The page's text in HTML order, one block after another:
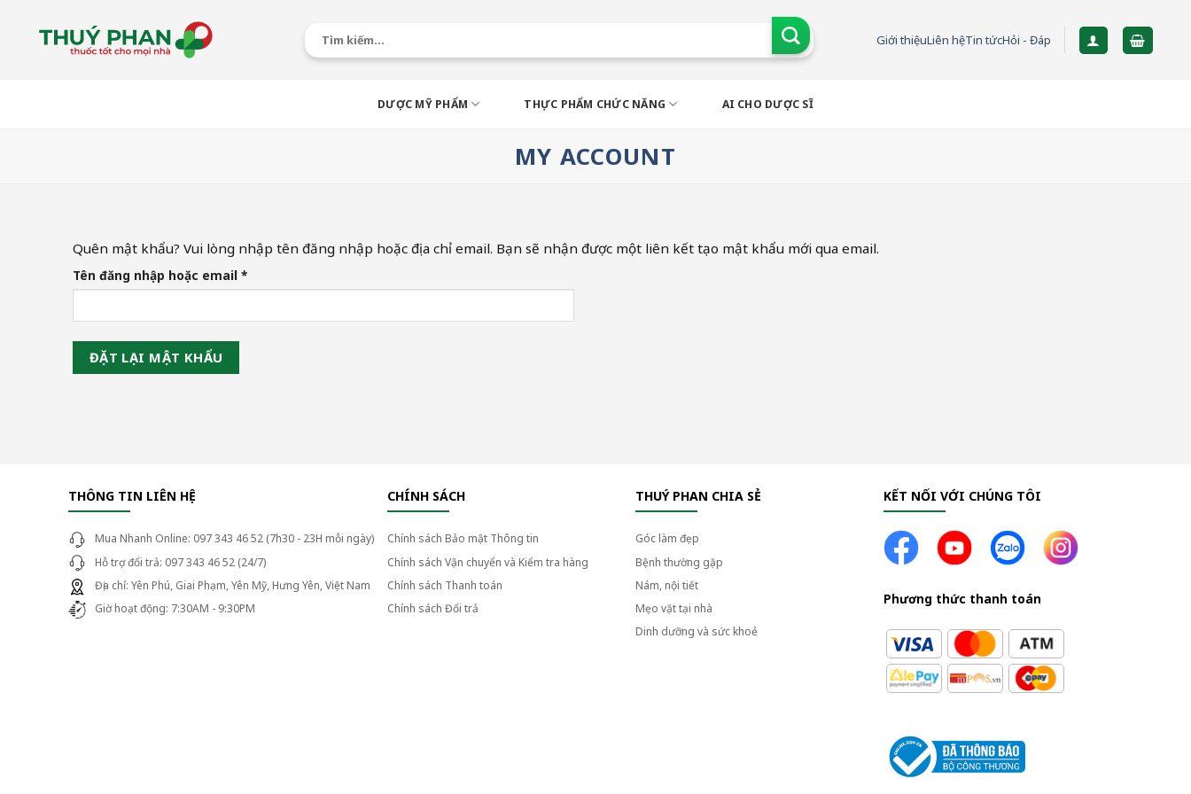
Tìm
Giới thiệuLiên hệTin tứcHỏi - Đáp
DƯỢC MỸ PHẨM THỰC PHẨM CHỨC NĂNG AI CHO DƯỢC SĨ
MY ACCOUNT
Quên mật khẩu? Vui lòng nhập tên đăng nhập hoặc địa chỉ email. Bạn sẽ nhận được một liên kết tạo mật khẩu mới qua email.
Tên đăng nhập hoặc email *Bắt
buộc
ĐẶT LẠI MẬT KHẨU
THÔNG TIN LIÊN HỆ
Mua Nhanh Online: 097 343 46 52 (7h30 - 23H mỗi ngày)
Hỗ trợ đổi trả: 097 343 46 52 (24/7)
Địa chỉ: Yên Phú, Giai Phạm, Yên Mỹ, Hưng Yên, Việt Nam
Giờ hoạt động: 7:30AM - 9:30PM
CHÍNH SÁCH
Chính sách Bảo mật Thông tin
Chính sách Vận chuyển và Kiểm tra hàng
Chính sách Thanh toán
Chính sách Đổi trả
THUÝ PHAN CHIA SẺ
Góc làm đẹp
Bệnh thường gặp
Nám, nội tiết
Mẹo vặt tại nhà
Dinh dưỡng và sức khoẻ
KẾT NỐI VỚI CHÚNG TÔI
Phương thức thanh toán